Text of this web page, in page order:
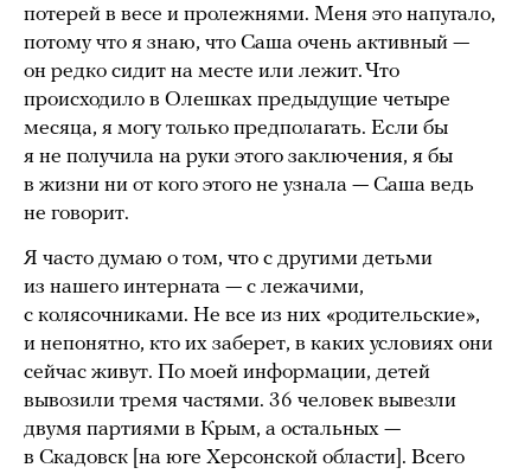
потерей в весе и пролежнями. Меня это напугало,
потому что я знаю, что Саша очень активный —
он редко сидит на месте или лежит. Что
происходило в Олешках предыдущие четыре
месяца, я могу только предполагать. Если бы
я не получила на руки этого заключения, я бы
в жизни ни от кого этого не узнала — Саша ведь
не говорит.
Я часто думаю о том, что с другими детьми
из нашего интерната — с лежачими,
с колясочниками. Не все из них «родительские»,
и непонятно, кто их заберет, в каких условиях они
сейчас живут. По моей информации, детей
вывозили тремя частями. 36 человек вывезли
двумя партиями в Крым, а остальных —
в Скадовск [на юге Херсонской области]. Всего